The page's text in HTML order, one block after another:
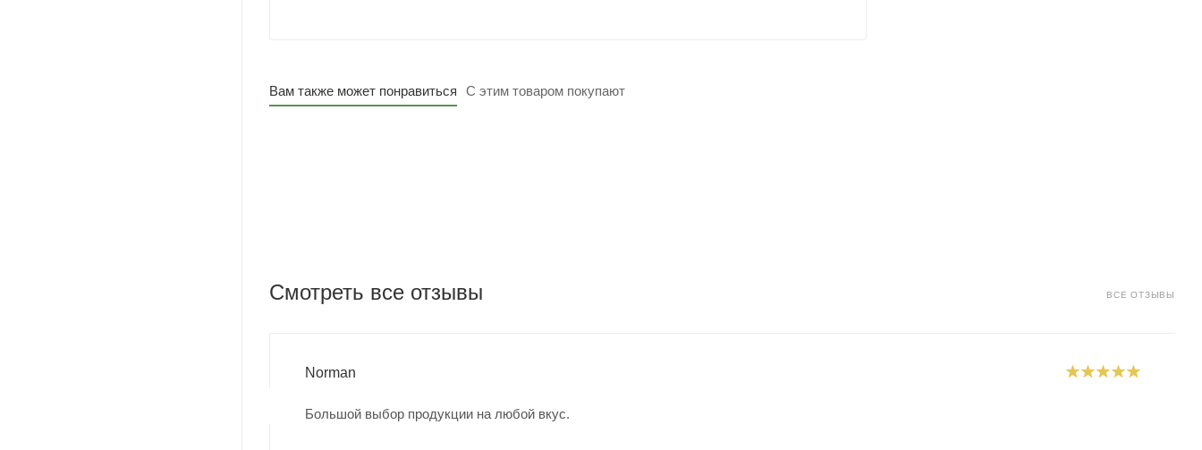
Вам также может понравиться С этим товаром покупают
Смотреть все отзывы ВСЕ ОТЗЫВЫ
Norman
Большой выбор продукции на любой вкус.